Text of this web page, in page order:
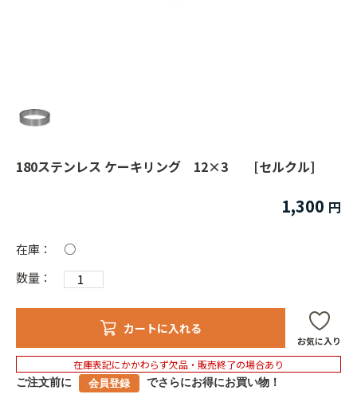
180ステンレス ケーキリング 12×3 [セルクル]
1,300
在庫：
○
数量：
カートに入れる
お気に入り
在庫表記にかかわらず欠品・販売終了の場合あり
ご注文前に 会員登録 でさらにお得にお買い物！